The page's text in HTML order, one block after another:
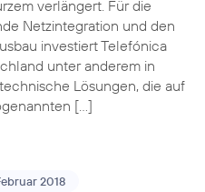
verlängert. Für die
Netzintegration und den
investiert Telefónica
unter anderem in
Lösungen, die auf
[…]
2018